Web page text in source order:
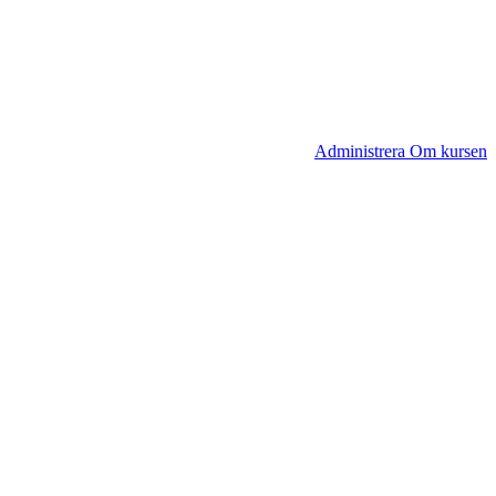
Administrera Om kursen